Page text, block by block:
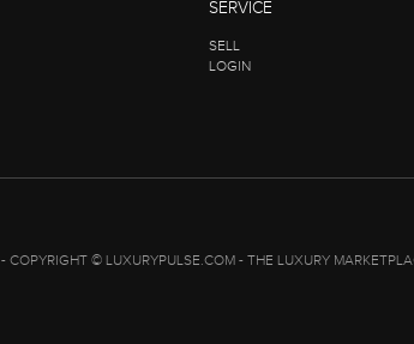
SERVICE
SELL
LOGIN
- COPYRIGHT © LUXURYPULSE.COM - THE LUXURY